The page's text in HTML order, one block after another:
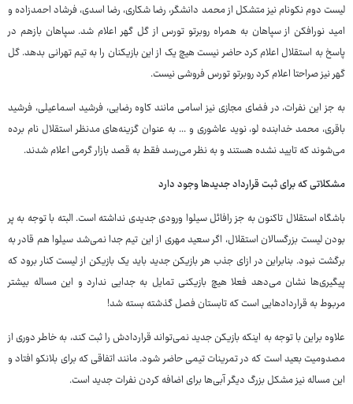
لیست دوم نکونام نیز متشکل از محمد دانشگر، رضا شکاری، رضا اسدی، فرشاد احمدزاده و
امید نورافکن از سپاهان به همراه روبرتو تورس از گل گهر اعلام شد. سپاهان بازهم در
پاسخ به استقلال اعلام کرد حاضر نیست هیچ یک از این بازیکنان را به تیم تهرانی بدهد. گل
گهر نیز صراحتا اعلام کرد روبرتو تورس فروشی نیست.
به جز این نفرات، در فضای مجازی نیز اسامی مانند کاوه رضایی، فرشید اسماعیلی، فرشید
باقری، محمد خدابنده لو، نوید عاشوری و ... به عنوان گزینه‌های مدنظر استقلال نام برده
می‌شوند که تایید نشده هستند و به نظر می‌رسد فقط به قصد بازار گرمی اعلام شدند.
مشکلاتی که برای ثبت قرارداد جدیدها وجود دارد
باشگاه استقلال تاکنون به جز رافائل سیلوا ورودی جدیدی نداشته است. البته با توجه به پر
بودن لیست بزرگسالان استقلال، اگر سعید مهری از این تیم جدا نمی‌شد سیلوا هم قادر به
برگشت نبود. بنابراین در ازای جذب هر بازیکن جدید باید یک بازیکن از لیست کنار برود که
پیگیری‌ها نشان می‌دهد فعلا هیچ بازیکنی تمایل به جدایی ندارد و این مساله بیشتر
مربوط به قراردادهایی است که تابستان فصل گذشته بسته شد!
علاوه براین با توجه به اینکه بازیکن جدید نمی‌تواند قراردادش را ثبت کند، به خاطر دوری از
مصدومیت بعید است که در تمرینات تیمی حاضر شود. مانند اتفاقی که برای بلانکو افتاد و
این مساله نیز مشکل بزرگ دیگر آبی‌ها برای اضافه کردن نفرات جدید است.